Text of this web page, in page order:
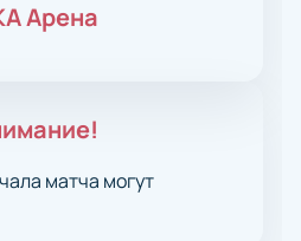
Арена
матча могут